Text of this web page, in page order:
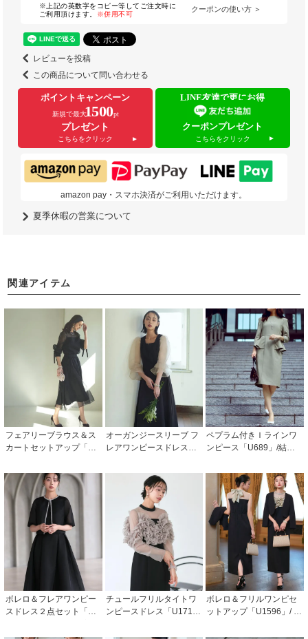
※上記の英数字をコピー等してご注文時に
ご利用頂けます。
※併用不可
クーポンの使い方 ＞
レビューを投稿
この商品について問い合わせる
ポイントキャンペーン
新規で最大1500pt
プレゼント
こちらをクリック
LINE友達で更にお得
クーポンプレゼント
こちらをクリック
amazon pay・スマホ決済がご利用いただけます。
夏季休暇の営業について
関連アイテム
フェアリーブラウス＆ス
カートセットアップ「U9
次会などお呼ばれ対応フ
ォーマルパーティードレ
ス
オーガンジースリーブ フ
レアワンピースドレス
ペプラム付きＩラインワ
ンピース「U689」/結婚
お呼ばれ対応フォーマル
パーティードレス
ボレロ＆フレアワンピー
スドレス２点セット「U1
二次会などお呼ばれ対応
チュールフリルタイトワ
ンピースドレス「U171
次会などお呼ばれ対応フ
ボレロ＆フリルワンピセ
ットアップ「U1596」/ 結
どお呼ばれ対応フォーマ